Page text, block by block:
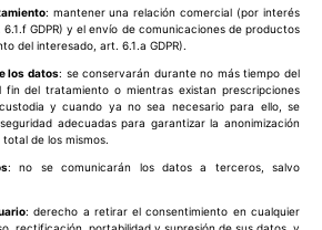
: mantener una relación comercial (por interés
GDPR) y el envío de comunicaciones de productos
del interesado, art. 6.1.a GDPR).
los datos: se conservarán durante no más tiempo del
fin del tratamiento o mientras existan prescripciones
y cuando ya no sea necesario para ello, se
adecuadas para garantizar la anonimización
de los mismos.
: no se comunicarán los datos a terceros, salvo
: derecho a retirar el consentimiento en cualquier